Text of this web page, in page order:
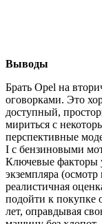
Выводы
Брать Opel на
оговорками. Это
доступный,
мириться с
перспективные
I с бензиновыми
Ключевые факторы
экземпляра
реалистичная
подойти к покупке
лет, оправдывая